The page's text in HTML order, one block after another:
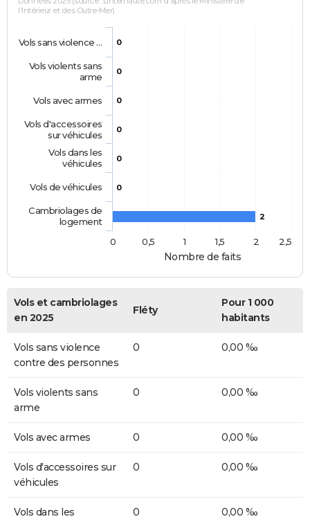
Nombre de faits
l'Intérieur et des Outre-Mer)
0
0
0
0
0
0
2
Vols sans violence …
Vols violents sans
arme
Vols avec armes
Vols d'accessoires
sur véhicules
Vols dans les
véhicules
Vols de véhicules
Cambriolages de
logement
0
0,5 1 1,5 2 2,5
Vols et cambriolages
en 2025
Fléty
Pour 1 000
habitants
Vols sans violence
contre des personnes
0 0,00 ‰
Vols violents sans
arme
0 0,00 ‰
Vols avec armes 0 0,00 ‰
Vols d'accessoires sur
véhicules
0 0,00 ‰
Vols dans les
0 0,00 ‰